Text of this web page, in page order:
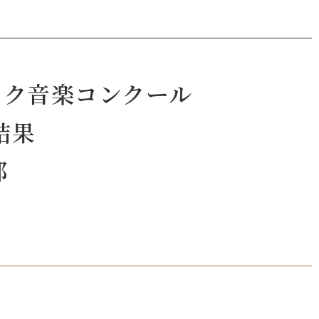
音楽コンクール
果